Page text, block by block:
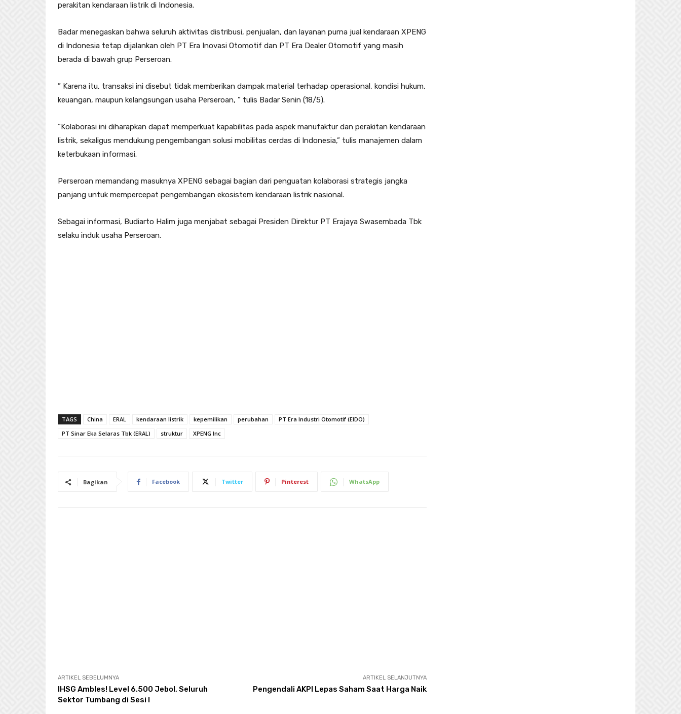
perakitan kendaraan listrik di Indonesia.
Badar menegaskan bahwa seluruh aktivitas distribusi, penjualan, dan layanan purna jual kendaraan XPENG
di Indonesia tetap dijalankan oleh PT Era Inovasi Otomotif dan PT Era Dealer Otomotif yang masih
berada di bawah grup Perseroan.
” Karena itu, transaksi ini disebut tidak memberikan dampak material terhadap operasional, kondisi hukum,
keuangan, maupun kelangsungan usaha Perseroan, ” tulis Badar Senin (18/5).
“Kolaborasi ini diharapkan dapat memperkuat kapabilitas pada aspek manufaktur dan perakitan kendaraan
listrik, sekaligus mendukung pengembangan solusi mobilitas cerdas di Indonesia,” tulis manajemen dalam
keterbukaan informasi.
Perseroan memandang masuknya XPENG sebagai bagian dari penguatan kolaborasi strategis jangka
panjang untuk mempercepat pengembangan ekosistem kendaraan listrik nasional.
Sebagai informasi, Budiarto Halim juga menjabat sebagai Presiden Direktur PT Erajaya Swasembada Tbk
selaku induk usaha Perseroan.
TAGS China ERAL kendaraan listrik kepemilikan perubahan
PT Era Industri Otomotif (EIDO)
PT Sinar Eka Selaras Tbk (ERAL)
struktur XPENG Inc
Bagikan Facebook Twitter Pinterest WhatsApp
ARTIKEL SEBELUMNYA
IHSG Ambles! Level 6.500 Jebol, Seluruh
Sektor Tumbang di Sesi I
ARTIKEL SELANJUTNYA
Pengendali AKPI Lepas Saham Saat Harga Naik